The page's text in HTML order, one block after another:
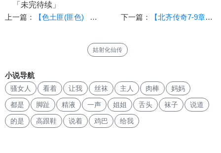
「未完待续」
上一篇：
【色土匪(匪色) 1-6回】【未完】【作者：巧克力精】 下一篇： 【北齐传奇7-9章】(玄正（nsjlt）)
姑射化仙传
小说导航
骚女人 看着 让我 丝袜 主人 肉棒 妈妈
都是 脚趾 精液 一声 姐姐 舌头 袜子 说道
的是 高跟鞋 说着 鸡巴 给我